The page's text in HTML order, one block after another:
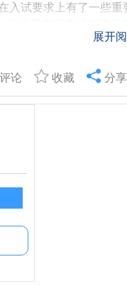
入试要求上有了一些
己的作品能够突出自
备，能力上的全面提
的同学，今年的变化
文的要求。这意味着
月正式公布，大家一定
意，那就是只有2023
必要的。
展开
论 收藏 分享